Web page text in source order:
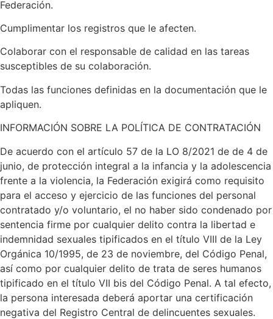
Federación.
Cumplimentar los registros que le afecten.
Colaborar con el responsable de calidad en las tareas
susceptibles de su colaboración.
Todas las funciones definidas en la documentación que le
apliquen.
INFORMACIÓN SOBRE LA POLÍTICA DE CONTRATACIÓN
De acuerdo con el artículo 57 de la LO 8/2021 de de 4 de
junio, de protección integral a la infancia y la adolescencia
frente a la violencia, la Federación exigirá como requisito
para el acceso y ejercicio de las funciones del personal
contratado y/o voluntario, el no haber sido condenado por
sentencia firme por cualquier delito contra la libertad e
indemnidad sexuales tipificados en el título VIII de la Ley
Orgánica 10/1995, de 23 de noviembre, del Código Penal,
así como por cualquier delito de trata de seres humanos
tipificado en el título VII bis del Código Penal. A tal efecto,
la persona interesada deberá aportar una certificación
negativa del Registro Central de delincuentes sexuales.